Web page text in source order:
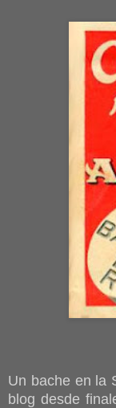
Un bache en la
blog desde